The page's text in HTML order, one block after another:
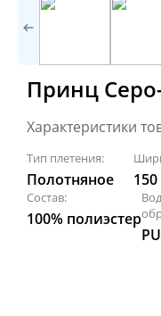
Принц
Характеристики
Тип плетения:
Полотняное 150
Состав:
100% полиэстер
PU